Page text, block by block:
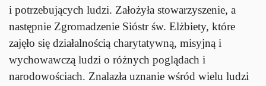
i potrzebujących ludzi. Założyła stowarzyszenie, a
następnie Zgromadzenie Sióstr św. Elżbiety, które
zajęło się działalnością charytatywną, misyjną i
wychowawczą ludzi o różnych poglądach i
narodowościach. Znalazła uznanie wśród wielu ludzi